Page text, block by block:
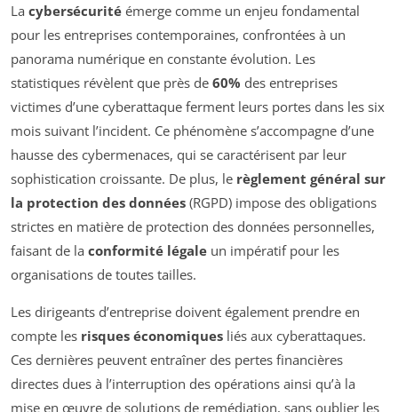
La cybersécurité émerge comme un enjeu fondamental
pour les entreprises contemporaines, confrontées à un
panorama numérique en constante évolution. Les
statistiques révèlent que près de 60% des entreprises
victimes d’une cyberattaque ferment leurs portes dans les six
mois suivant l’incident. Ce phénomène s’accompagne d’une
hausse des cybermenaces, qui se caractérisent par leur
sophistication croissante. De plus, le règlement général sur
la protection des données (RGPD) impose des obligations
strictes en matière de protection des données personnelles,
faisant de la conformité légale un impératif pour les
organisations de toutes tailles.
Les dirigeants d’entreprise doivent également prendre en
compte les risques économiques liés aux cyberattaques.
Ces dernières peuvent entraîner des pertes financières
directes dues à l’interruption des opérations ainsi qu’à la
mise en œuvre de solutions de remédiation, sans oublier les